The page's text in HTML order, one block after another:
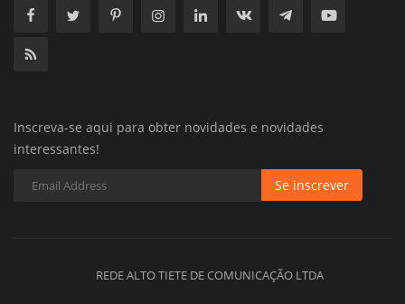
Inscreva-se aqui para obter novidades e novidades
interessantes!
Se inscrever
REDE ALTO TIETE DE COMUNICAÇÃO LTDA